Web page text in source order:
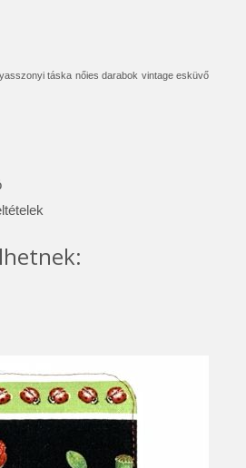
táska nőies darabok vintage esküvő